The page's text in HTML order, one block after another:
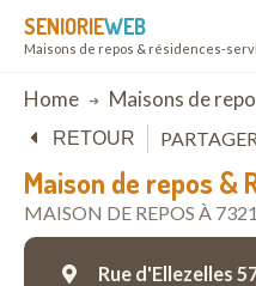
SENIORIEWEB
Maisons de repos & résidences-
Breadcrumb
Home Maisons de
Maison de repos &
MAISON DE REPOS À
RETOUR
Rue d'Ellezelles